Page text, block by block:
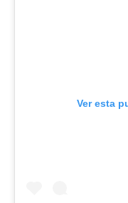
Ver esta